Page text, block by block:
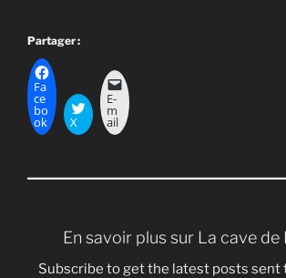
Partager :
Fa
ce
bo
ok X
E-
m
ail
En savoir plus sur La cave de
Subscribe to get the latest posts sent